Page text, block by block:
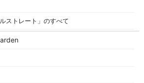
ストレート」のすべて